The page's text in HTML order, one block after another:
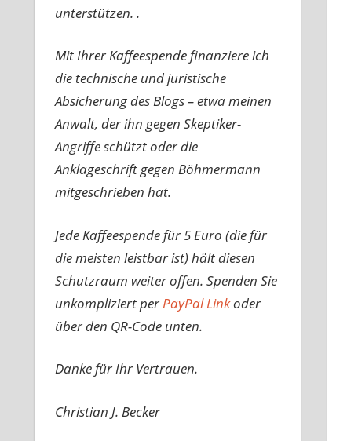
unterstützen. .
Mit Ihrer Kaffeespende finanziere ich
die technische und juristische
Absicherung des Blogs – etwa meinen
Anwalt, der ihn gegen Skeptiker-
Angriffe schützt oder die
Anklageschrift gegen Böhmermann
mitgeschrieben hat.
Jede Kaffeespende für 5 Euro (die für
die meisten leistbar ist) hält diesen
Schutzraum weiter offen. Spenden Sie
unkompliziert perPayPal Linkoder
über den QR-Code unten.
Danke für Ihr Vertrauen.
Christian J. Becker